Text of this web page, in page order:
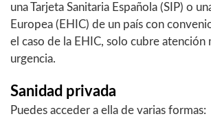
una Tarjeta Sanitaria Española (SIP) o
Europea (EHIC) de un país con
el caso de la EHIC, solo cubre atención
urgencia.
Sanidad privada
Puedes acceder a ella de varias formas: